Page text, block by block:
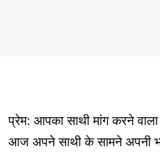
प्रेम: आपका साथी मांग करने
आज अपने साथी के सामने अपनी